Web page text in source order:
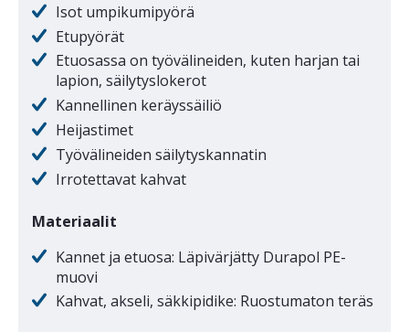
Isot umpikumipyörä
Etupyörät
Etuosassa on työvälineiden, kuten harjan tai
lapion, säilytyslokerot
Kannellinen keräyssäiliö
Heijastimet
Työvälineiden säilytyskannatin
Irrotettavat kahvat
Materiaalit
Kannet ja etuosa: Läpivärjätty Durapol PE-
muovi
Kahvat, akseli, säkkipidike: Ruostumaton teräs